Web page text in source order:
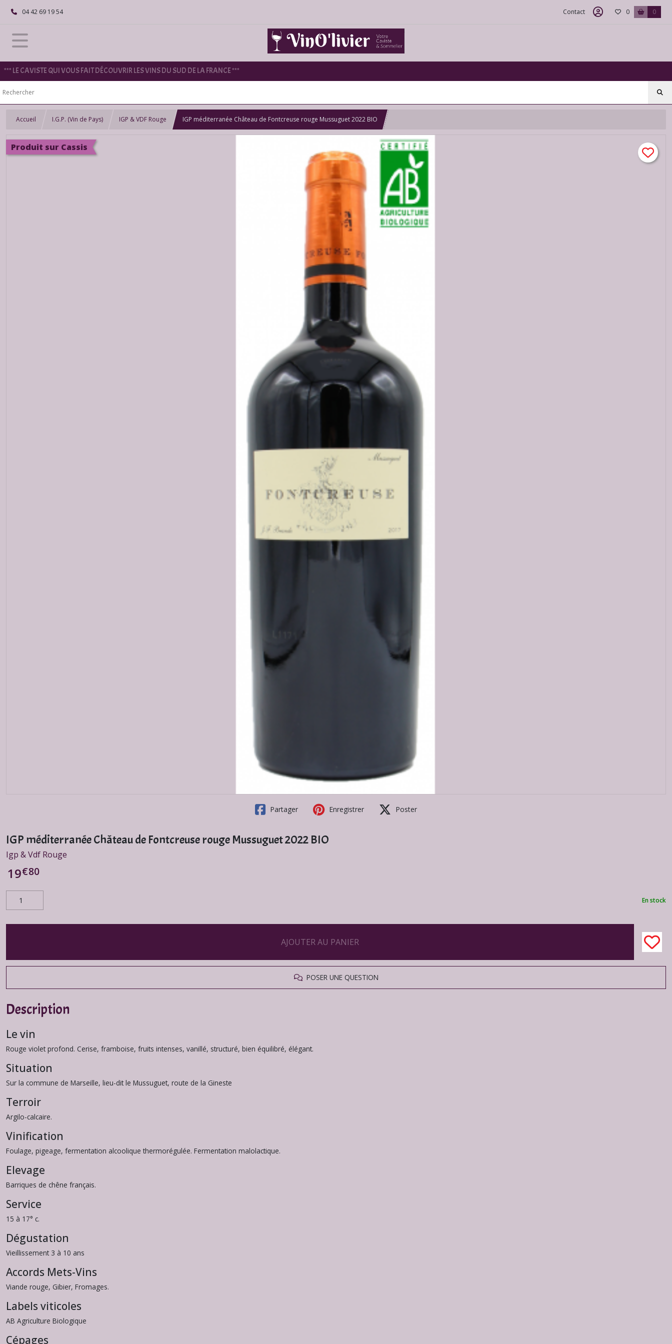
04 42 69 19 54 Contact 0 0
*** LE CAVISTE QUI VOUS FAIT DÉCOUVRIR LES VINS DU SUD DE LA FRANCE ***
Accueil I.G.P. (Vin de Pays) IGP & VDF Rouge IGP méditerranée Château de Fontcreuse rouge Mussuguet 2022 BIO
Produit sur Cassis
Partager Enregistrer Poster
IGP méditerranée Château de Fontcreuse rouge Mussuguet 2022 BIO
Igp & Vdf Rouge
19€80
En stock
AJOUTER AU PANIER
POSER UNE QUESTION
Description
Le vin
Rouge violet profond. Cerise, framboise, fruits intenses, vanillé, structuré, bien équilibré, élégant.
Situation
Sur la commune de Marseille, lieu-dit le Mussuguet, route de la Gineste
Terroir
Argilo-calcaire.
Vinification
Foulage, pigeage, fermentation alcoolique thermorégulée. Fermentation malolactique.
Elevage
Barriques de chêne français.
Service
15 à 17° c.
Dégustation
Vieillissement 3 à 10 ans
Accords Mets-Vins
Viande rouge, Gibier, Fromages.
Labels viticoles
AB Agriculture Biologique
Cépages